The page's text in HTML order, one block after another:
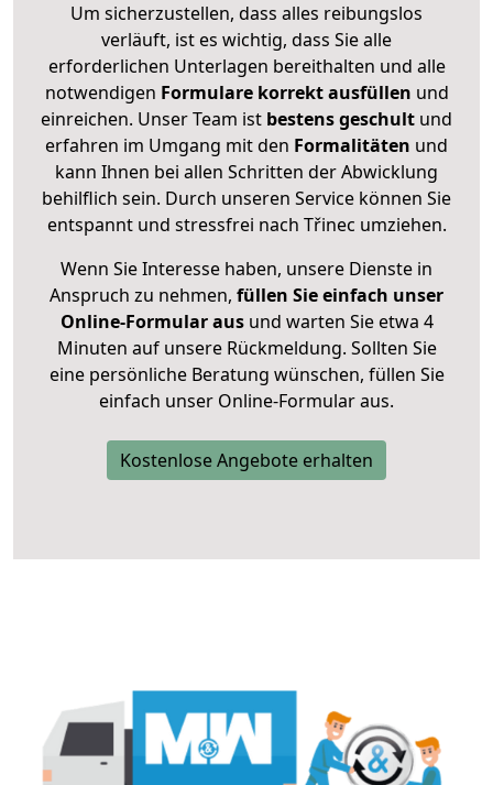
Um sicherzustellen, dass alles reibungslos
verläuft, ist es wichtig, dass Sie alle
erforderlichen Unterlagen bereithalten und alle
notwendigen Formulare korrekt ausfüllen und
einreichen. Unser Team ist bestens geschult und
erfahren im Umgang mit den Formalitäten und
kann Ihnen bei allen Schritten der Abwicklung
behilflich sein. Durch unseren Service können Sie
entspannt und stressfrei nach Třinec umziehen.
Wenn Sie Interesse haben, unsere Dienste in
Anspruch zu nehmen, füllen Sie einfach unser
Online-Formular ausund warten Sie etwa 4
Minuten auf unsere Rückmeldung. Sollten Sie
eine persönliche Beratung wünschen, füllen Sie
einfach unser Online-Formular aus.
Kostenlose Angebote erhalten